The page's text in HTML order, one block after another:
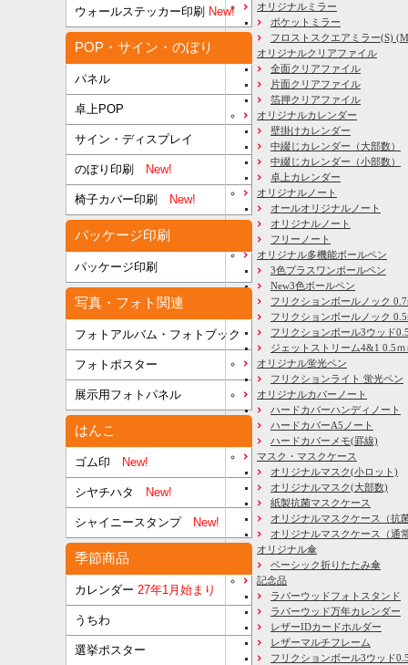
ウォールステッカー印刷 New!
POP・サイン・のぼり
パネル
卓上POP
サイン・ディスプレイ
のぼり印刷 New!
椅子カバー印刷 New!
パッケージ印刷
パッケージ印刷
写真・フォト関連
フォトアルバム・フォトブック
フォトポスター
展示用フォトパネル
はんこ
ゴム印 New!
シヤチハタ New!
シャイニースタンプNew!
季節商品
カレンダー 27年1月始まり
うちわ
選挙ポスター
オリジナルミラー
ポケットミラー
フロストスクエアミラー(S)
オリジナルクリアファイル
全面クリアファイル
片面クリアファイル
箔押クリアファイル
オリジナルカレンダー
壁掛けカレンダー
中綴じカレンダー（大部数）
中綴じカレンダー（小部数）
卓上カレンダー
オリジナルノート
オールオリジナルノート
オリジナルノート
フリーノート
オリジナル多機能ボールペン
3色プラスワンボールペン
New3色ボールペン
フリクションボールノック
フリクションボールノック
フリクションボール3ウッド
ジェットストリーム4&1 0.5ｍ
オリジナル蛍光ペン
フリクションライト 蛍光ペン
オリジナルカバーノート
ハードカバーハンディノート
ハードカバーA5ノート
ハードカバーメモ(罫線)
マスク・マスクケース
オリジナルマスク(小ロット)
オリジナルマスク(大部数)
紙製抗菌マスクケース
オリジナルマスクケース（抗
オリジナルマスクケース（通
オリジナル傘
ベーシック折りたたみ傘
記念品
ラバーウッドフォトスタンド
ラバーウッド万年カレンダー
レザーIDカードホルダー
レザーマルチフレーム
フリクションボール3ウッド